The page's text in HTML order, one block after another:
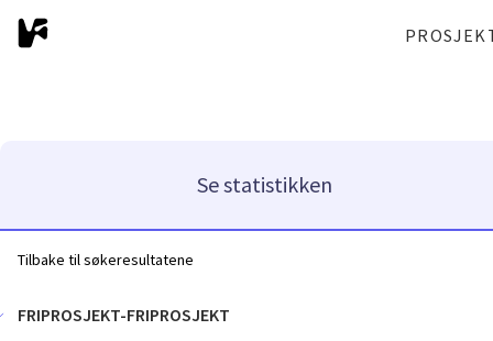
Se statistikken
Tilbake til søkeresultatene
FRIPROSJEKT-FRIPROSJEKT